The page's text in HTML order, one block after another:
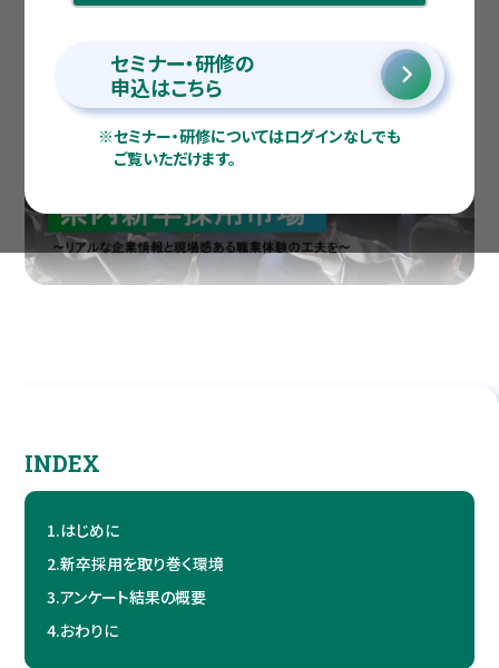
セミナー・研修の
申込はこちら
※セミナー・研修についてはログインなしでも
ご覧いただけます。
INDEX
1.はじめに
2.新卒採用を取り巻く環境
3.アンケート結果の概要
4.おわりに